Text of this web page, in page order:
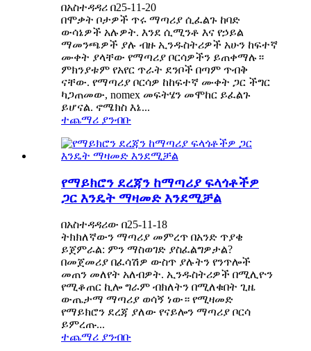
በአስተዳዳሪ በ25-11-20
በሞቃት ቦታዎች ጥሩ ማጣሪያ ሲፈልጉ ከባድ
ውሳኔዎች አሉዎት. እንደ ሲሚንቶ እና የኃይል
ማመንጫዎች ያሉ ብዙ ኢንዱስትሪዎች አሁን ከፍተኛ
ሙቀት ያላቸው የማጣሪያ ቦርሳዎችን ይጠቀማሉ።
ምክንያቱም የአየር ጥራት ደንቦች በጣም ጥብቅ
ናቸው. የማጣሪያ ቦርሳዎ ከከፍተኛ ሙቀት ጋር ችግር
ካጋጠመው, nomex መፍትሄን መሞከር ይፈልጉ
ይሆናል. ኖሜክስ እኔ...
ተጨማሪ ያንብቡ
የማይክሮን ደረጃን ከማጣሪያ ፍላጎቶችዎ
ጋር እንዴት ማዛመድ እንደሚቻል
በአስተዳዳሪው በ25-11-18
ትክክለኛውን ማጣሪያ መምረጥ በአንድ ጥያቄ
ይጀምራል: ምን ማስወገድ ያስፈልግዎታል?
በመጀመሪያ በፈሳሽዎ ውስጥ ያሉትን የንጥሎች
መጠን መለየት አለብዎት. ኢንዱስትሪዎች በሚሊዮን
የሚቆጠር ኪሎ ግራም ብክለትን በሚለቁበት ጊዜ
ውጤታማ ማጣሪያ ወሳኝ ነው። የሚዛመድ
የማይክሮን ደረጃ ያለው የናይሎን ማጣሪያ ቦርሳ
ይምረጡ...
ተጨማሪ ያንብቡ